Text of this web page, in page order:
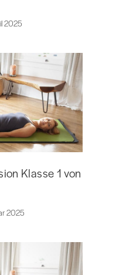
2025
Klasse 1 von
2025